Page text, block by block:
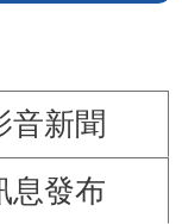
音新聞
息發布